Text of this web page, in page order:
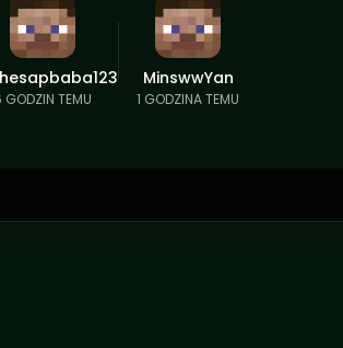
GODZIN TEMU
MinswwYan
1 GODZINA TEMU